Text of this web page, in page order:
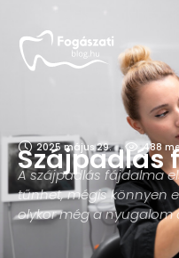
2025 május 29. 488
Szájpadlás
A szájpadlás fájdalma
tűnhet, mégis könnyen
olykor még a nyugalom